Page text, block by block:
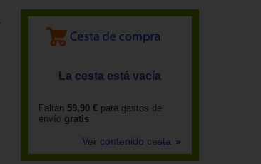
La cesta está vacía
Faltan 59,90 € para gastos de
envío gratis
Ver contenido cesta